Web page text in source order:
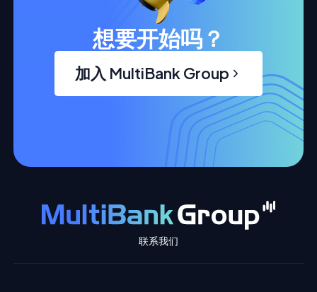
想要开始吗？
加入 MultiBank Group
联系我们